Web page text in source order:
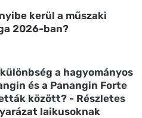
kerül a műszaki
2026-ban?
a hagyományos
és a Panangin Forte
között? - Részletes
laikusoknak